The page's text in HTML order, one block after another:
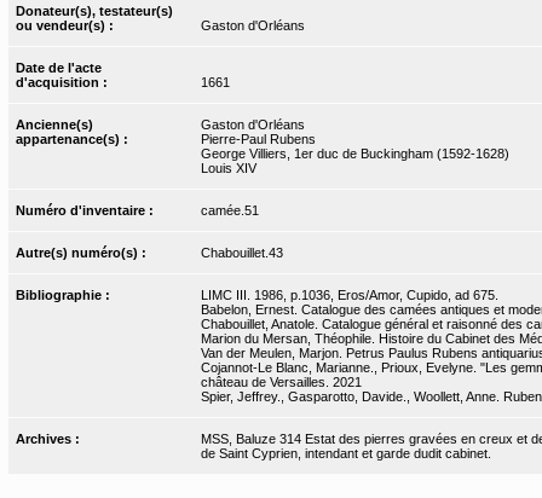
Donateur(s), testateur(s)
ou vendeur(s) :
Gaston d'Orléans
Date de l'acte
d'acquisition :
1661
Ancienne(s)
appartenance(s) :
Gaston d'Orléans
Pierre-Paul Rubens
George Villiers, 1er duc de Buckingham (1592-1628)
Louis XIV
Numéro d'inventaire : camée.51
Autre(s) numéro(s) : Chabouillet.43
Bibliographie :
LIMC III. 1986, p.1036, Eros/Amor, Cupido, ad 675.
Babelon, Ernest. Catalogue des camées antiques et
Chabouillet, Anatole. Catalogue général et raisonné des
Marion du Mersan, Théophile. Histoire du Cabinet des
Van der Meulen, Marjon. Petrus Paulus Rubens
Cojannot-Le Blanc, Marianne., Prioux, Evelyne. "Les
château de Versailles. 2021
Spier, Jeffrey., Gasparotto, Davide., Woollett, Anne.
Archives :
MSS, Baluze 314 Estat des pierres gravées en creux et
de Saint Cyprien, intendant et garde dudit cabinet.